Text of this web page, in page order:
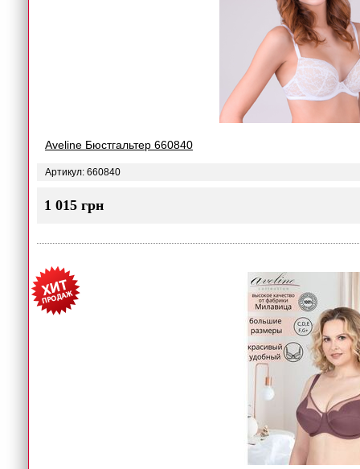
Aveline Бюстгальтер 660840
Артикул: 660840
1 015 грн